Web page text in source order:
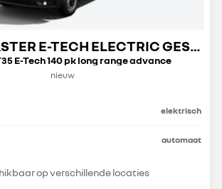
NIEUWE MASTER E-TECH ELECTRIC GESLOTEN TRANSPORT
E-Tech 140 pk long range advance
nieuw
elektrisch
automaat
op verschillende locaties